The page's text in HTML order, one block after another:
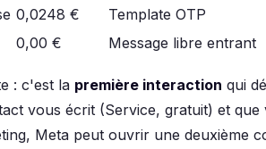
0,0248 €
Template OTP
0,00 € Message libre entrant
: c'est la première interaction qui
vous écrit (Service, gratuit) et
Meta peut ouvrir une deuxième